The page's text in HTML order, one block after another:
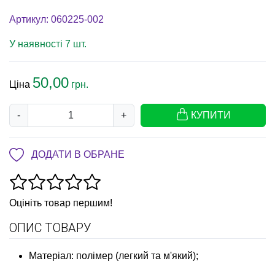
Артикул: 060225-002
У наявності 7 шт.
Ціна 50,00 грн.
- + КУПИТИ
ДОДАТИ В ОБРАНЕ
Оцініть товар першим!
ОПИС ТОВАРУ
Матеріал: полімер (легкий та м'який);